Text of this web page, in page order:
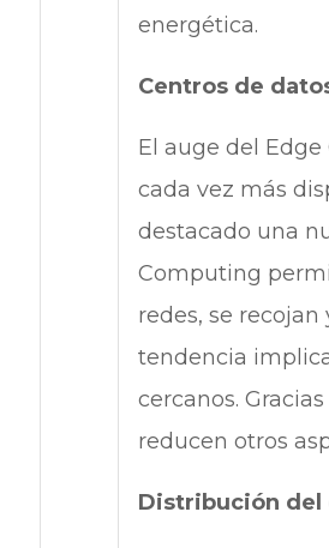
energética.
Centros de
El auge del
cada vez más
destacado una
Computing
redes, se
tendencia
cercanos.
reducen otros
Distribución del